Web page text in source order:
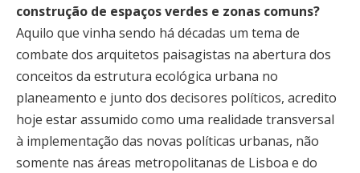
construção de espaços verdes e zonas comuns?
Aquilo que vinha sendo há décadas um tema de
combate dos arquitetos paisagistas na abertura dos
conceitos da estrutura ecológica urbana no
planeamento e junto dos decisores políticos, acredito
hoje estar assumido como uma realidade transversal
à implementação das novas políticas urbanas, não
somente nas áreas metropolitanas de Lisboa e do